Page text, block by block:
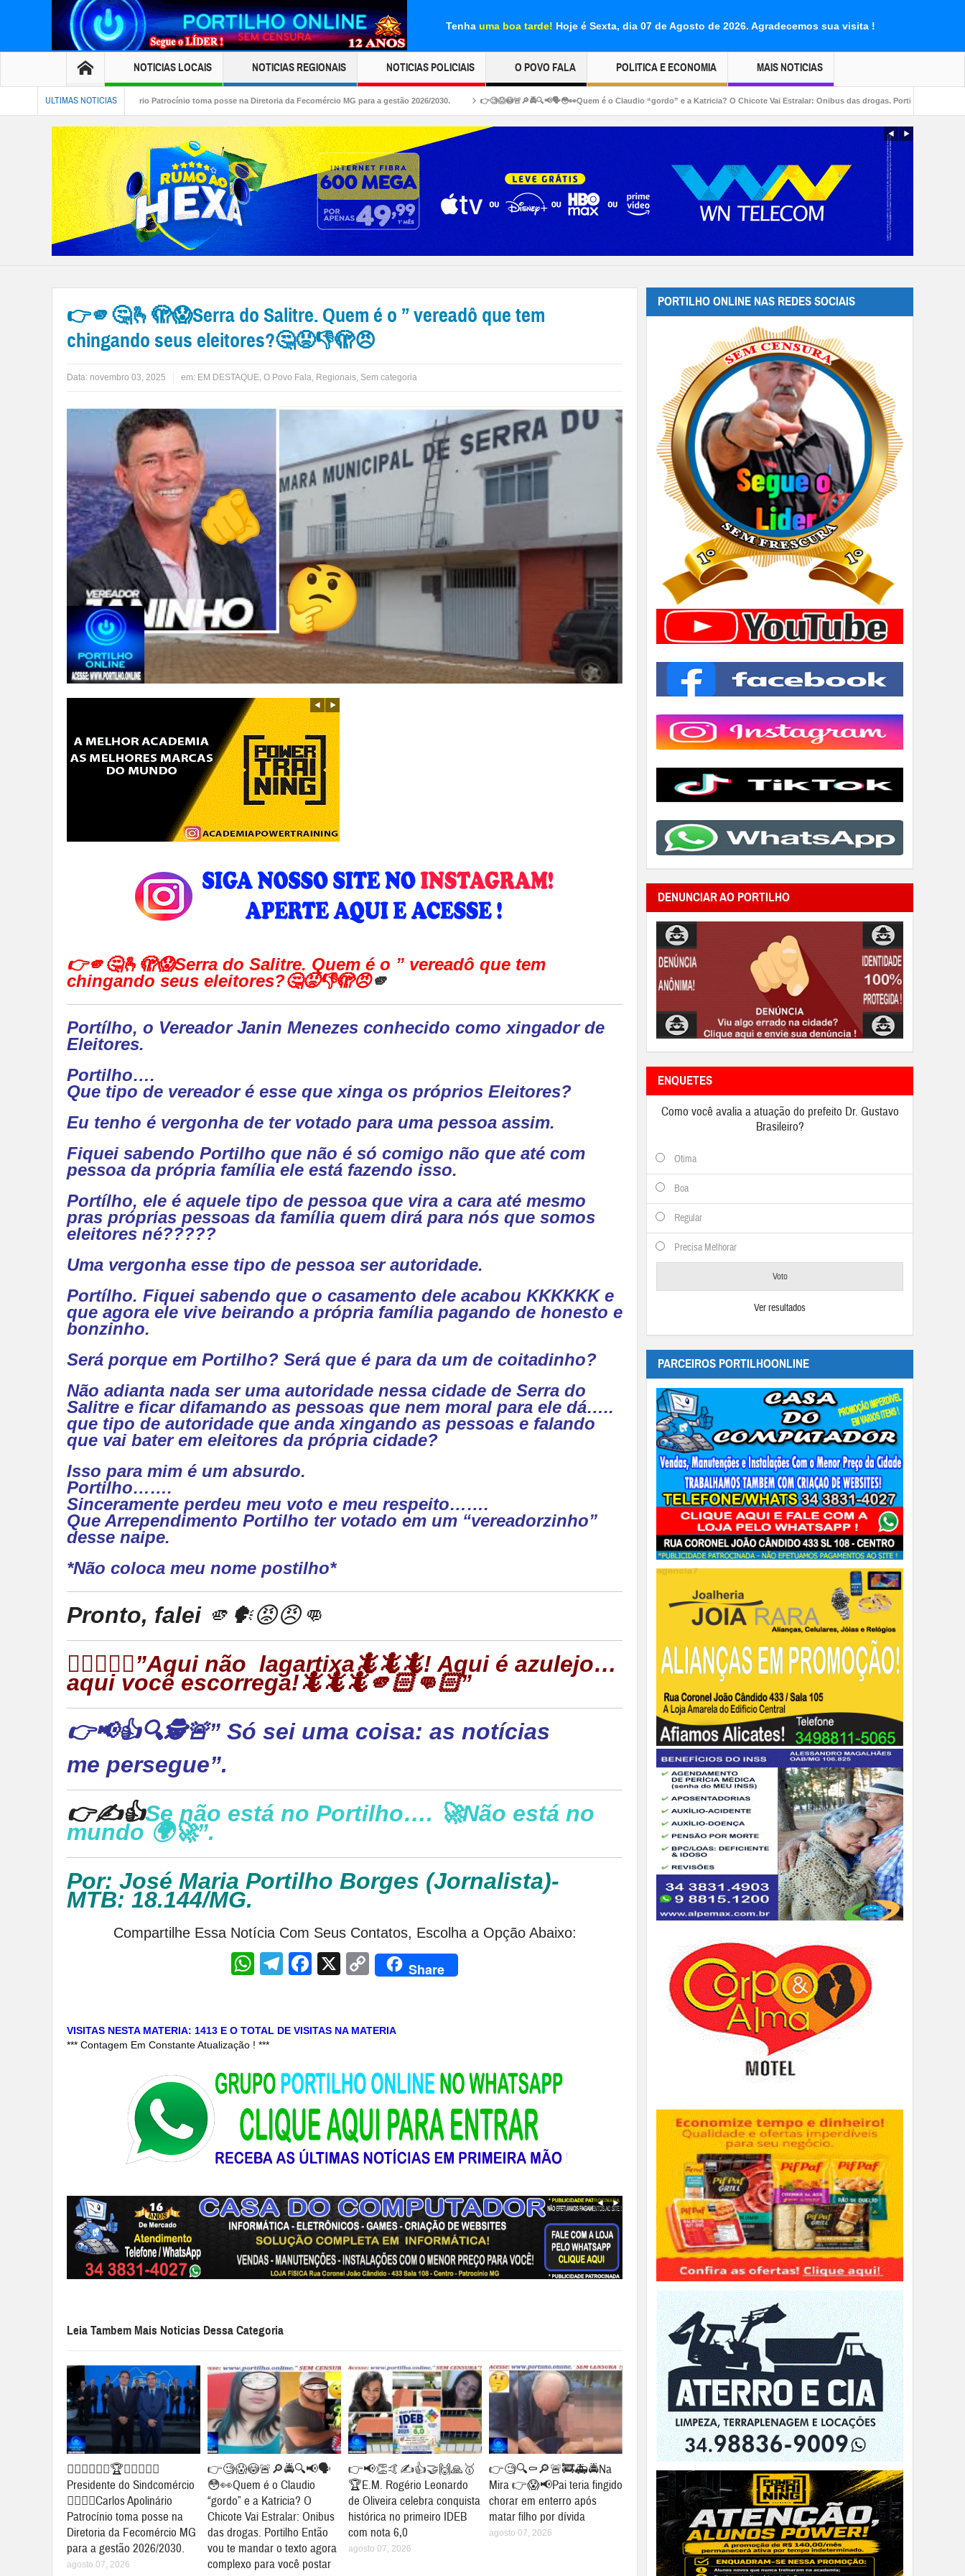
Tenha uma boa tarde! Hoje é Sexta, dia 07 de Agosto de 2026. Agradecemos sua visita !
NOTICIAS LOCAIS NOTICIAS REGIONAIS NOTICIAS POLICIAIS O POVO FALA POLITICA E ECONOMIA MAIS NOTICIAS
ULTIMAS NOTICIAS
Apolinário Patrocínio toma posse na Diretoria da Fecomércio MG para a gestão 2026/2030. 👉🧐😱😳🚨🔎🚔🔍📢🗣😳👀Quem é o Claudio “gordo” e a Katricia? O Chicote Vai Estralar: Onibus das drogas. Portilho Então vou te mandar o
Oi portilho boa noite. Nem tudo que vem de lá é coisa ruim
👉🫵🤔🫰🫣😱Serra do Salitre. Quem é o ” vereadô que tem
chingando seus eleitores?🤔😡👎🫣😠
Data: novembro 03, 2025 em: EM DESTAQUE, O Povo Fala, Regionais, Sem categoria
👉🫵🤔🫰🫣😱Serra do Salitre. Quem é o ” vereadô que tem
chingando seus eleitores?🤔😡👎🫣😠🫵
Portílho, o Vereador Janin Menezes conhecido como xingador de
Eleitores.
Portilho….
Que tipo de vereador é esse que xinga os próprios Eleitores?
Eu tenho é vergonha de ter votado para uma pessoa assim.
Fiquei sabendo Portilho que não é só comigo não que até com
pessoa da própria família ele está fazendo isso.
Portílho, ele é aquele tipo de pessoa que vira a cara até mesmo
pras próprias pessoas da família quem dirá para nós que somos
eleitores né?????
Uma vergonha esse tipo de pessoa ser autoridade.
Portílho. Fiquei sabendo que o casamento dele acabou KKKKKK e
que agora ele vive beirando a própria família pagando de honesto e
bonzinho.
Será porque em Portilho? Será que é para da um de coitadinho?
Não adianta nada ser uma autoridade nessa cidade de Serra do
Salitre e ficar difamando as pessoas que nem moral para ele dá…..
que tipo de autoridade que anda xingando as pessoas e falando
que vai bater em eleitores da própria cidade?
Isso para mim é um absurdo.
Portilho…….
Sinceramente perdeu meu voto e meu respeito…….
Que Arrependimento Portilho ter votado em um “vereadorzinho”
desse naipe.
*Não coloca meu nome postilho*
Pronto, falei 🫵🗣😡😠👊
👉🏻🦎🦎🦎”Aqui não lagartixa🦎🦎🦎! Aqui é azulejo…
aqui você escorrega!🦎🦎🦎🫵🏻👊🏻”
👉📢👍🔍🕵🚨” Só sei uma coisa: as notícias
me persegue”.
👉✍👍Se não está no Portilho…. 🚀Não está no
mundo 🌍🚀”.
Por: José Maria Portilho Borges (Jornalista)-
MTB: 18.144/MG.
Compartilhe Essa Notícia Com Seus Contatos, Escolha a Opção Abaixo:
WhatsApp
Telegram
Facebook
X CopyShare
VISITAS NESTA MATERIA: 1413 E O TOTAL DE VISITAS NA MATERIA
*** Contagem Em Constante Atualização ! ***
Leia Tambem Mais Noticias Dessa Categoria
👉🏻🤝🤝✍🏻🏆🥇👏🏻👏🏻
Presidente do Sindcomércio
👉🏻👏🏻Carlos Apolinário
Patrocínio toma posse na
Diretoria da Fecomércio MG
para a gestão 2026/2030.
agosto 07, 2026
👉🧐😱😳🚨🔎🚔🔍📢🗣
😳👀Quem é o Claudio
“gordo” e a Katricia? O
Chicote Vai Estralar: Onibus
das drogas. Portilho Então
vou te mandar o texto agora
complexo para você postar
👉📢👏🤙✍👍🤝🙌🙏🥇
🏆E.M. Rogério Leonardo
de Oliveira celebra conquista
histórica no primeiro IDEB
com nota 6,0
agosto 07, 2026
👉🧐🔍⚰🔎🚨🚒🚑🚔Na
Mira 👉😱📢Pai teria fingido
chorar em enterro após
matar filho por dívida
agosto 07, 2026
PORTILHO ONLINE NAS REDES SOCIAIS
DENUNCIAR AO PORTILHO
ENQUETES
Como você avalia a atuação do prefeito Dr. Gustavo
Brasileiro?
Otima
Boa
Regular
Precisa Melhorar
Ver resultados
PARCEIROS PORTILHOONLINE